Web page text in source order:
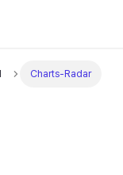
Charts-Radar